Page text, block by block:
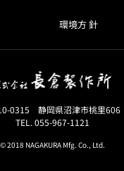
環境方 針
0315 静岡県沼津市桃里606
TEL. 055-967-1121
© 2018 NAGAKURA Mfg. Co., Ltd.